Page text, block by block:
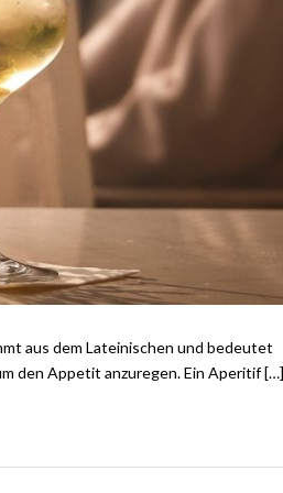
aus dem Lateinischen und bedeutet
den Appetit anzuregen. Ein Aperitif […]